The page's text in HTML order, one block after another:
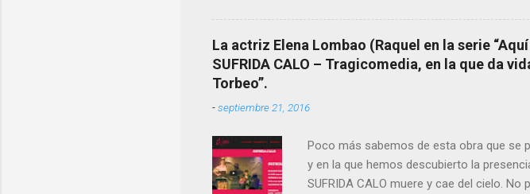
La actriz Elena Lombao (Raquel en la serie
SUFRIDA CALO – Tragicomedia, en la que da
Torbeo”.
-septiembre 21, 2016
Poco más sabemos de esta obra que se
y en la que hemos descubierto la
SUFRIDA CALO muere y cae del cielo.